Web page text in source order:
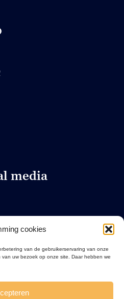
cookies
van de gebruikerservaring van onze
uw bezoek op onze site. Daar hebben we
media